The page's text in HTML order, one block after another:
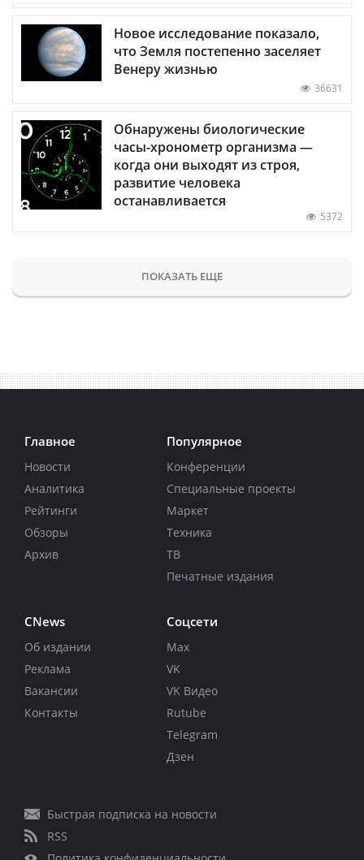
Новое исследование показало,
что Земля постепенно заселяет
Венеру жизнью
36631
Обнаружены биологические
часы-хронометр организма —
когда они выходят из строя,
развитие человека
останавливается
5372
ПОКАЗАТЬ ЕЩЕ
Главное
Новости
Аналитика
Рейтинги
Обзоры
Архив
Популярное
Конференции
Специальные проекты
Маркет
Техника
ТВ
Печатные издания
CNews
Об издании
Реклама
Вакансии
Контакты
Соцсети
Max
VK
VK Видео
Rutube
Telegram
Дзен
Быстрая подписка на новости
RSS